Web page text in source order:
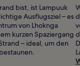
bist, ist Lampuuk
Ausflugsziel – es
von Lhoknga
kurzen Spaziergang
– ideal, um den